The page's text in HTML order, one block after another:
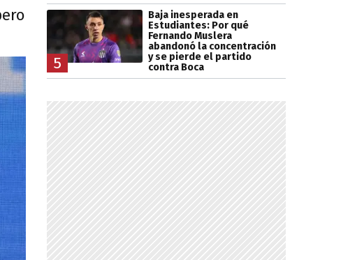
5
Baja inesperada en
Estudiantes: Por qué
Fernando Muslera
abandonó la concentración
y se pierde el partido
contra Boca